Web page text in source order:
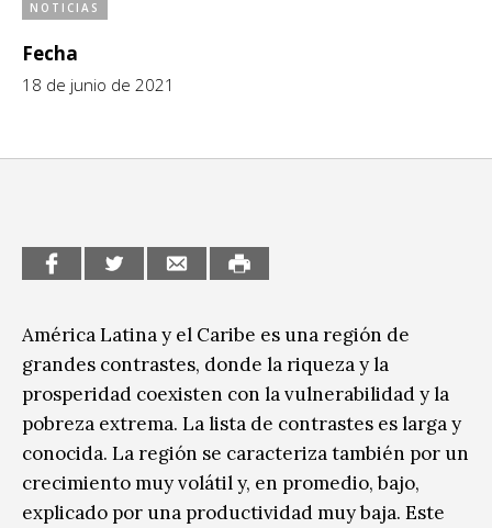
Espacio itinerante de lectura infantil
Formación
Medio Ambiente
Sin categoría
NOTICIAS
Fecha
18 de junio de 2021
América Latina y el Caribe es una región de
grandes contrastes, donde la riqueza y la
prosperidad coexisten con la vulnerabilidad y la
pobreza extrema. La lista de contrastes es larga y
conocida. La región se caracteriza también por un
crecimiento muy volátil y, en promedio, bajo,
explicado por una productividad muy baja. Este